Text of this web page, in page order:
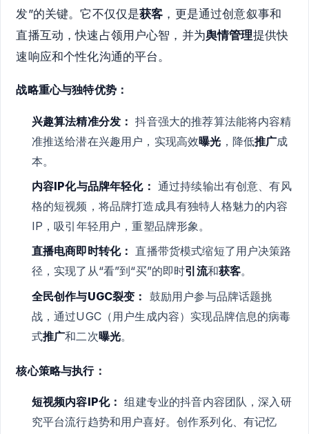
发”的关键。它不仅仅是获客 ，更是通过创意叙事和
直播互动，快速占领用户心智，并为舆情管理提供快
速响应和个性化沟通的平台。
战略重心与独特优势：
兴趣算法精准分发： 抖音强大的推荐算法能将内容精
准推送给潜在兴趣用户，实现高效曝光 ，降低推广成
本。
内容IP化与品牌年轻化： 通过持续输出有创意、有风
格的短视频，将品牌打造成具有独特人格魅力的内容
IP，吸引年轻用户，重塑品牌形象。
直播电商即时转化： 直播带货模式缩短了用户决策路
径，实现了从“看”到“买”的即时引流和获客。
全民创作与UGC裂变： 鼓励用户参与品牌话题挑
战，通过UGC（用户生成内容）实现品牌信息的病毒
式推广和二次曝光。
核心策略与执行：
短视频内容IP化： 组建专业的抖音内容团队，深入研
究平台流行趋势和用户喜好。创作系列化、有记忆